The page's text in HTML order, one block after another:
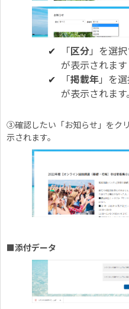
「区分」を選
が表示されます
「掲載年」を
が表示されます。
③確認したい「お知らせ」をク
示されます。
■添付データ